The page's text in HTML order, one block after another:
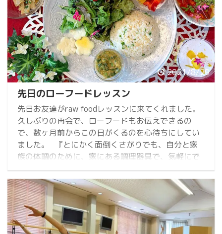
2021/8/29
先日のローフードレッスン
先日お友達がraw foodレッスンに来てくれました。
久しぶりの再会で、ローフードもお伝えできるの
で、数ヶ月前からこの日がくるのを心待ちにしてい
ました。 『とにかく面倒くさがりでも、自分と家
族の体調のために、家にある調理器具で、気軽にで
きるローフード献立を教えてほしいー』と リクエス
ト頂いていたので、ドレッシング4種類と体調にあわ
せた献立10品目を作りました。 ①腸元気、疲労回
復ローグリーンスムージー "ミルクパイン" パイナッ
プル入りのスムージー、ちょっと珍しいミルクパイ
ン ...